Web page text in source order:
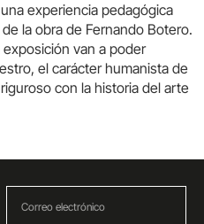
experiencia pedagógica
la obra de Fernando Botero.
van a poder
el carácter humanista de
con la historia del arte